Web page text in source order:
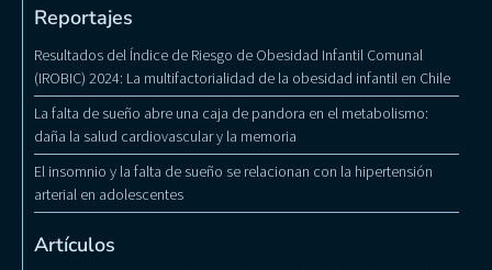
Reportajes
Resultados del Índice de Riesgo de Obesidad Infantil Comunal
(IROBIC) 2024: La multifactorialidad de la obesidad infantil en Chile
La falta de sueño abre una caja de pandora en el metabolismo:
daña la salud cardiovascular y la memoria
El insomnio y la falta de sueño se relacionan con la hipertensión
arterial en adolescentes
Artículos